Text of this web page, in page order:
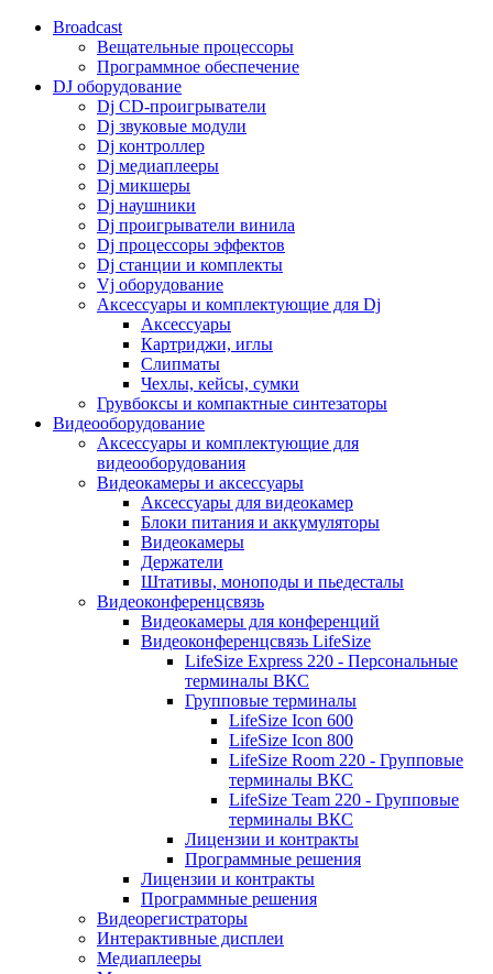
Broadcast
Вещательные процессоры
Программное обеспечение
DJ оборудование
Dj CD-проигрыватели
Dj звуковые модули
Dj контроллер
Dj медиаплееры
Dj микшеры
Dj наушники
Dj проигрыватели винила
Dj процессоры эффектов
Dj станции и комплекты
Vj оборудование
Аксессуары и комплектующие для Dj
Аксессуары
Картриджи, иглы
Слипматы
Чехлы, кейсы, сумки
Грувбоксы и компактные синтезаторы
Видеооборудование
Аксессуары и комплектующие для
видеооборудования
Видеокамеры и аксессуары
Аксессуары для видеокамер
Блоки питания и аккумуляторы
Видеокамеры
Держатели
Штативы, моноподы и пьедесталы
Видеоконференцсвязь
Видеокамеры для конференций
Видеоконференцсвязь LifeSize
LifeSize Express 220 - Персональные
терминалы ВКС
Групповые терминалы
LifeSize Icon 600
LifeSize Icon 800
LifeSize Room 220 - Групповые
терминалы ВКС
LifeSize Team 220 - Групповые
терминалы ВКС
Лицензии и контракты
Программные решения
Лицензии и контракты
Программные решения
Видеорегистраторы
Интерактивные дисплеи
Медиаплееры